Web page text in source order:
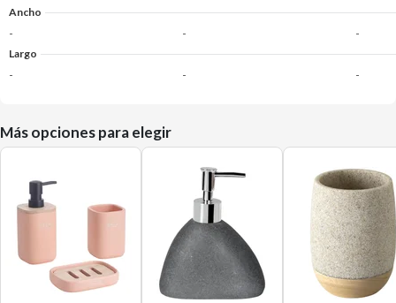
Ancho
- - -
Largo
- - -
Más opciones para elegir